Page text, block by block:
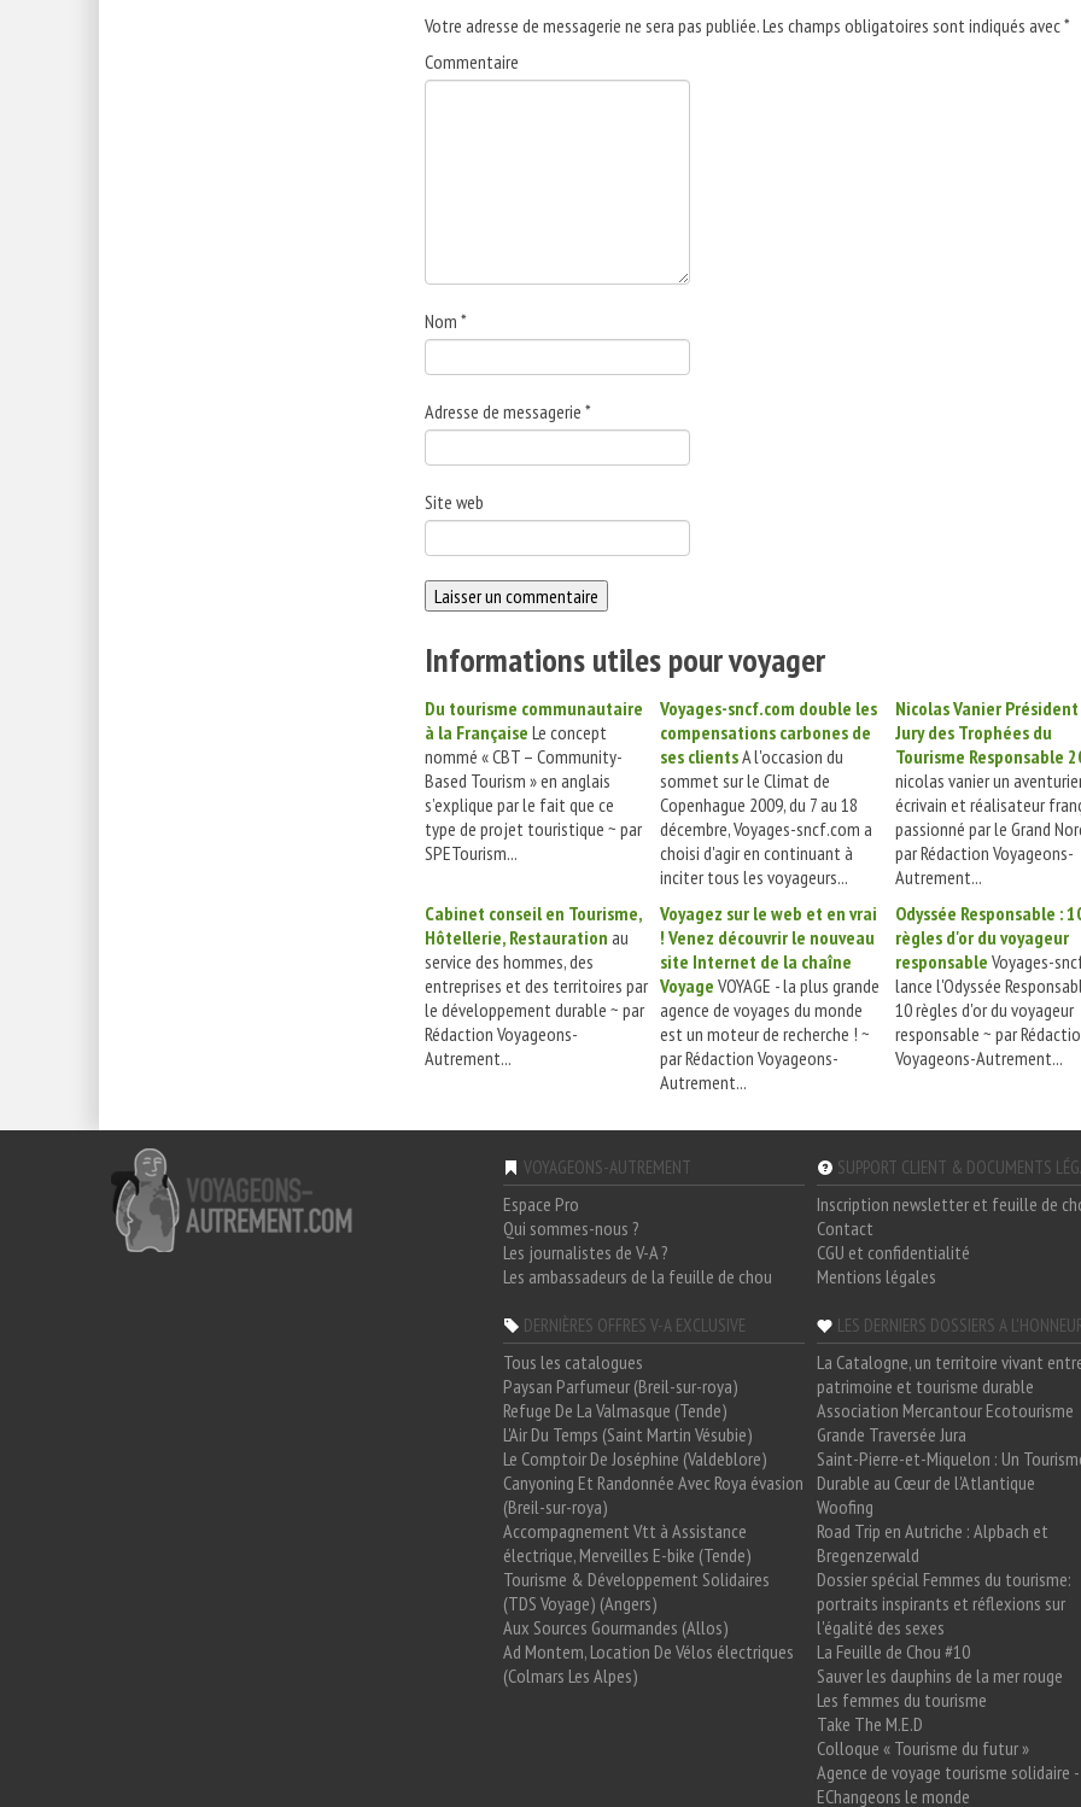
Votre adresse de messagerie ne sera pas publiée.Les champs obligatoires sont indiqués avec*
Commentaire
Nom *
Adresse de messagerie *
Site web
Informations utiles pour voyager
Du tourisme communautaire
à la Française Le concept
nommé « CBT – Community-
Based Tourism » en anglais
s’explique par le fait que ce
type de projet touristique ~ par
SPETourism...
Voyages-sncf.com double les
compensations carbones de
ses clientsA l'occasion du
sommet sur le Climat de
Copenhague 2009, du 7 au 18
décembre, Voyages-sncf.com a
choisi d'agir en continuant à
inciter tous les voyageurs...
Nicolas Vanier
Jury des Trophées du
Tourisme Responsable
nicolas vanier un
écrivain et réalisateur
passionné par le Grand
par Rédaction Voyageons-
Autrement...
Cabinet conseil en Tourisme,
Hôtellerie, Restauration au
service des hommes, des
entreprises et des territoires par
le développement durable ~ par
Rédaction Voyageons-
Autrement...
Voyagez sur le web et en vrai
! Venez découvrir le nouveau
site Internet de la chaîne
Voyage VOYAGE - la plus grande
agence de voyages du monde
est un moteur de recherche ! ~
par Rédaction Voyageons-
Autrement...
Odyssée Responsable :
règles d'or du voyageur
responsable Voyages-
lance l'Odyssée
10 règles d'or du voyageur
responsable ~ par
Voyageons-Autrement...
VOYAGEONS-AUTREMENT
Espace Pro
Qui sommes-nous ?
Les journalistes de V-A ?
Les ambassadeurs de la feuille de chou
SUPPORT CLIENT & DOCUMENTS
Inscription newsletter et feuille de
Contact
CGU et confidentialité
Mentions légales
DERNIÈRES OFFRES V-A EXCLUSIVE
Tous les catalogues
Paysan Parfumeur (Breil-sur-roya)
Refuge De La Valmasque (Tende)
L'Air Du Temps (Saint Martin Vésubie)
Le Comptoir De Joséphine (Valdeblore)
Canyoning Et Randonnée Avec Roya évasion
(Breil-sur-roya)
Accompagnement Vtt à Assistance
électrique, Merveilles E-bike (Tende)
Tourisme & Développement Solidaires
(TDS Voyage) (Angers)
Aux Sources Gourmandes (Allos)
Ad Montem, Location De Vélos électriques
(Colmars Les Alpes)
LES DERNIERS DOSSIERS A
La Catalogne, un territoire vivant
patrimoine et tourisme durable
Association Mercantour Ecotourisme
Grande Traversée Jura
Saint-Pierre-et-Miquelon : Un
Durable au Cœur de l'Atlantique
Woofing
Road Trip en Autriche : Alpbach et
Bregenzerwald
Dossier spécial Femmes du tourisme:
portraits inspirants et réflexions sur
l'égalité des sexes
La Feuille de Chou #10
Sauver les dauphins de la mer rouge
Les femmes du tourisme
Take The M.E.D
Colloque « Tourisme du futur »
Agence de voyage tourisme solidaire -
EChangeons le monde